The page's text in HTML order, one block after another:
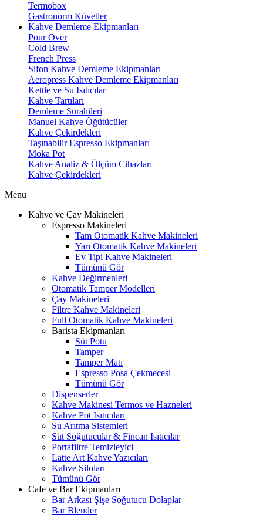
Termobox
Gastronorm Küvetler
Kahve Demleme Ekipmanları
Pour Over
Cold Brew
French Press
Sifon Kahve Demleme Ekipmanları
Aeropress Kahve Demleme Ekipmanları
Kettle ve Su Isıtıcılar
Kahve Tartıları
Demleme Sürahileri
Manuel Kahve Öğütücüler
Kahve Çekirdekleri
Taşınabilir Espresso Ekipmanları
Moka Pot
Kahve Analiz & Ölçüm Cihazları
Kahve Çekirdekleri
Menü
Kahve ve Çay Makineleri
Espresso Makineleri
Tam Otomatik Kahve Makineleri
Yarı Otomatik Kahve Makineleri
Ev Tipi Kahve Makineleri
Tümünü Gör
Kahve Değirmenleri
Otomatik Tamper Modelleri
Çay Makineleri
Filtre Kahve Makineleri
Full Otomatik Kahve Makineleri
Barista Ekipmanları
Süt Potu
Tamper
Tamper Matı
Espresso Posa Çekmecesi
Tümünü Gör
Dispenserler
Kahve Makinesi Termos ve Hazneleri
Kahve Pot Isıtıcıları
Su Arıtma Sistemleri
Süt Soğutucular & Fincan Isıtıcılar
Portafiltre Temizleyici
Latte Art Kahve Yazıcıları
Kahve Siloları
Tümünü Gör
Cafe ve Bar Ekipmanları
Bar Arkası Şişe Soğutucu Dolaplar
Bar Blender